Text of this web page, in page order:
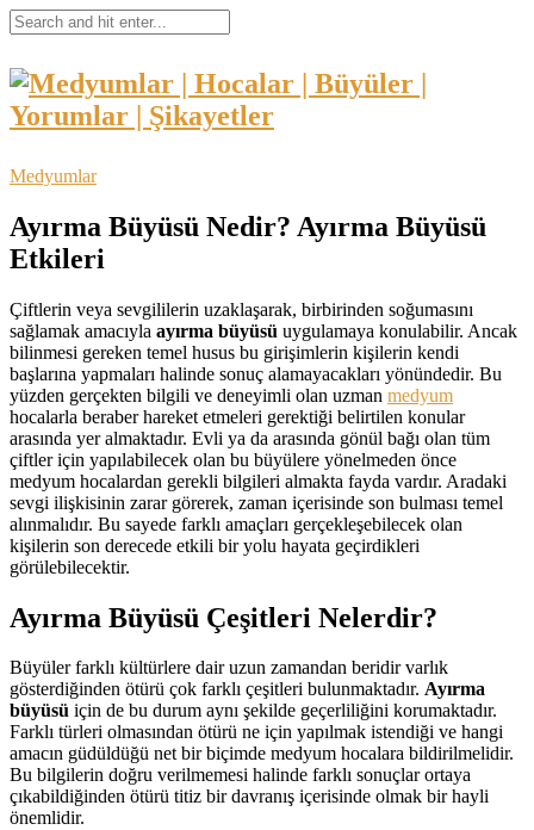
Medyumlar
Ayırma Büyüsü Nedir? Ayırma Büyüsü
Etkileri
Çiftlerin veya sevgililerin uzaklaşarak, birbirinden soğumasını
sağlamak amacıyla ayırma büyüsü uygulamaya konulabilir. Ancak
bilinmesi gereken temel husus bu girişimlerin kişilerin kendi
başlarına yapmaları halinde sonuç alamayacakları yönündedir. Bu
yüzden gerçekten bilgili ve deneyimli olan uzman medyum
hocalarla beraber hareket etmeleri gerektiği belirtilen konular
arasında yer almaktadır. Evli ya da arasında gönül bağı olan tüm
çiftler için yapılabilecek olan bu büyülere yönelmeden önce
medyum hocalardan gerekli bilgileri almakta fayda vardır. Aradaki
sevgi ilişkisinin zarar görerek, zaman içerisinde son bulması temel
alınmalıdır. Bu sayede farklı amaçları gerçekleşebilecek olan
kişilerin son derecede etkili bir yolu hayata geçirdikleri
görülebilecektir.
Ayırma Büyüsü Çeşitleri Nelerdir?
Büyüler farklı kültürlere dair uzun zamandan beridir varlık
gösterdiğinden ötürü çok farklı çeşitleri bulunmaktadır. Ayırma
büyüsü için de bu durum aynı şekilde geçerliliğini korumaktadır.
Farklı türleri olmasından ötürü ne için yapılmak istendiği ve hangi
amacın güdüldüğü net bir biçimde medyum hocalara bildirilmelidir.
Bu bilgilerin doğru verilmemesi halinde farklı sonuçlar ortaya
çıkabildiğinden ötürü titiz bir davranış içerisinde olmak bir hayli
önemlidir.